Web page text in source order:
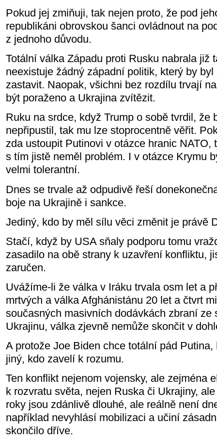
Pokud jej zmiňuji, tak nejen proto, že pod
republikáni obrovskou šanci ovládnout na
z jednoho důvodu.
Totální válka Západu proti Rusku nabrala již
neexistuje žádný západní politik, který by
zastavit. Naopak, všichni bez rozdílu trvají
být poraženo a Ukrajina zvítězit.
Ruku na srdce, když Trump o sobě tvrdil, že
nepřipustil, tak mu lze stoprocentně věřit.
zda ustoupit Putinovi v otázce hranic NATO,
s tím jistě neměl problém. I v otázce Krymu
velmi tolerantní.
Dnes se trvale až odpudivě řeší
boje na Ukrajině i sankce.
Jediný, kdo by měl sílu věci změnit je právě
Stačí, když by USA sňaly podporu tomu
zasadilo na obě strany k uzavření konfliktu,
zaručen.
Uvážíme-li že válka v Iráku trvala osm let a
mrtvých a válka Afghánistánu 20 let a čtvrt
současných masivních dodávkách zbraní ze
Ukrajinu, válka zjevně nemůže skončit v
A protože Joe Biden chce totální pád
jiný, kdo zavelí k rozumu.
Ten konflikt nejenom vojensky, ale zejména
k rozvratu světa, nejen Ruska či Ukrajiny,
roky jsou zdánlivě dlouhé, ale reálně není
například nevyhlásí mobilizaci a učiní
skončilo dříve.